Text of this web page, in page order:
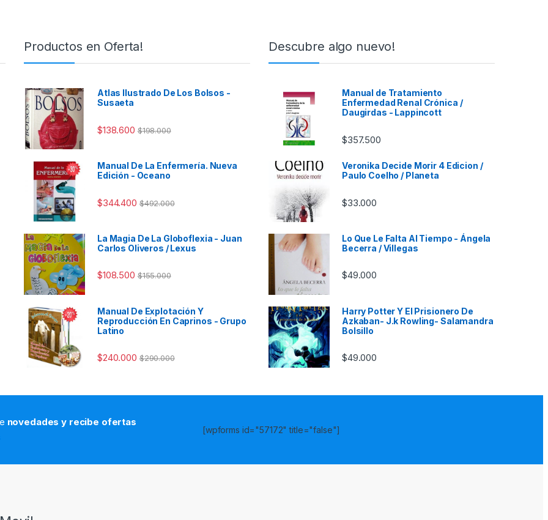
Productos en Oferta!
Atlas Ilustrado De Los Bolsos -
Susaeta
$138.600 $198.000
Manual De La Enfermería. Nueva
Edición - Oceano
$344.400 $492.000
La Magia De La Globoflexia - Juan
Carlos Oliveros / Lexus
$108.500 $155.000
Manual De Explotación Y
Reproducción En Caprinos - Grupo
Latino
$240.000 $290.000
Descubre algo nuevo!
Manual de Tratamiento
Enfermedad Renal Crónica /
Daugirdas - Lappincott
$357.500
Veronika Decide Morir 4 Edicion /
Paulo Coelho / Planeta
$33.000
Lo Que Le Falta Al Tiempo - Ángela
Becerra / Villegas
$49.000
Harry Potter Y El Prisionero De
Azkaban- J.k Rowling- Salamandra
Bolsillo
$49.000
novedades y recibe ofertas
[wpforms id="57172" title="false"]